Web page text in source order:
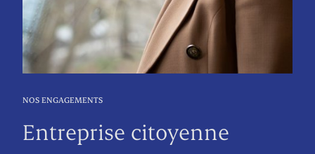
NOS ENGAGEMENTS
Entreprise citoyenne